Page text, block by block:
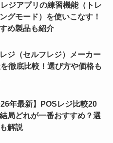
ジアプリの練習機能（トレ
グモード）を使いこなす！
め製品も紹介
ジ（セルフレジ）メーカー
徹底比較！選び方や価格も
年最新】POSレジ比較20
局どれが一番おすすめ？選
解説